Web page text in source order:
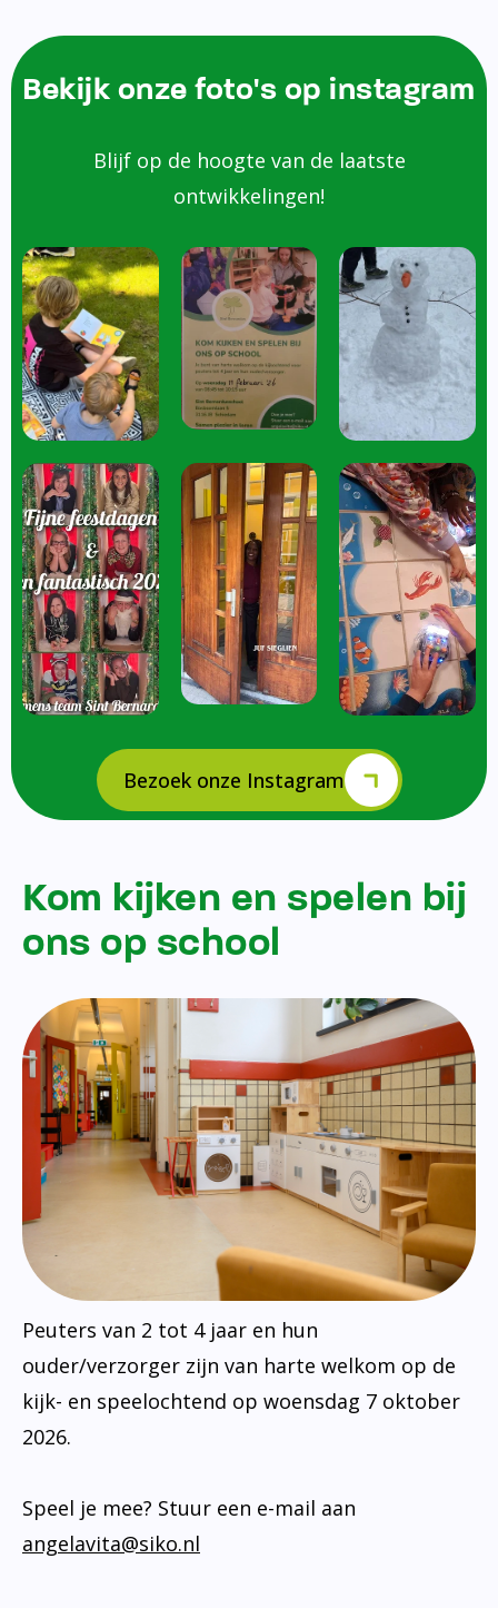
Bekijk onze foto's op instagram
Blijf op de hoogte van de laatste
ontwikkelingen!
Bezoek onze Instagram
Kom kijken en spelen bij
ons op school
Peuters van 2 tot 4 jaar en hun
ouder/verzorger zijn van harte welkom op de
kijk- en speelochtend op woensdag 7 oktober
2026.
Speel je mee? Stuur een e-mail aan
angelavita@siko.nl